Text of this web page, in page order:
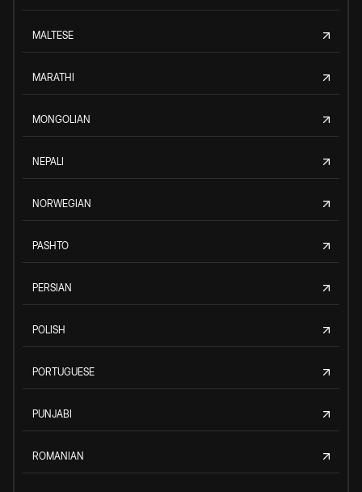
MALTESE
MARATHI
MONGOLIAN
NEPALI
NORWEGIAN
PASHTO
PERSIAN
POLISH
PORTUGUESE
PUNJABI
ROMANIAN